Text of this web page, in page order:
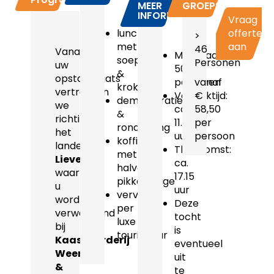
Vanaf
uw
opstapplaats
vertrekken
we
richting
het
landelijke
Lievelde
waar
u
wordt
verwelkomd
bij
Kaasboerderij
Weenink
&
lunch
met
soep
&
kroket
demonstratie
&
rondleiding
koffie
met
halve
pikkewegge
vervoer
per
luxe
touringcar
MEER
INFORMATIE
Maximaal
50
personen
Vertrektijd:
ca.
11.00
uur
Thuiskomst:
ca.
17.15
uur
Deze
tocht
is
eventueel
uit
te
GROEPSPRIJZEN
>
46
Personen
vanaf
€
58,50
per
persoon
Vraag
offerte
aan